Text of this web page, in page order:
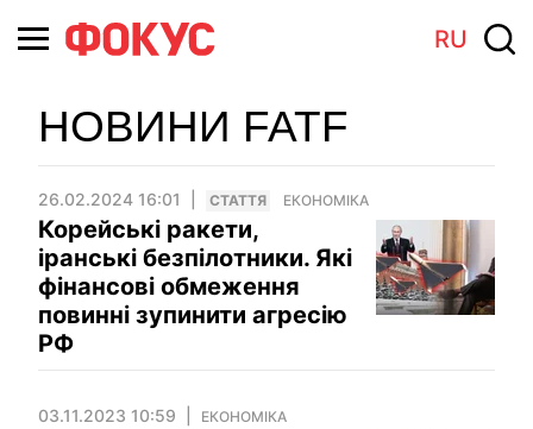
RU
НОВИНИ FATF
26.02.2024 16:01 СТАТТЯ ЕКОНОМІКА
Корейські ракети,
іранські безпілотники. Які
фінансові обмеження
повинні зупинити агресію
РФ
03.11.2023 10:59 ЕКОНОМІКА